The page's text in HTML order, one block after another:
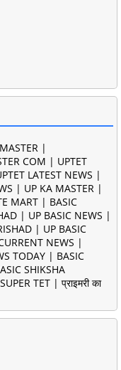
|
COM | UPTET
LATEST NEWS |
| UP KA MASTER |
MART | BASIC
| UP BASIC NEWS |
| UP BASIC
NEWS |
TODAY | BASIC
SHIKSHA
TET | प्राइमरी का